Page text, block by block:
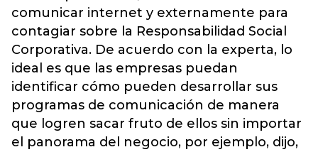
comunicar internet y externamente para
contagiar sobre la Responsabilidad Social
Corporativa. De acuerdo con la experta, lo
ideal es que las empresas puedan
identificar cómo pueden desarrollar sus
programas de comunicación de manera
que logren sacar fruto de ellos sin importar
el panorama del negocio, por ejemplo, dijo,